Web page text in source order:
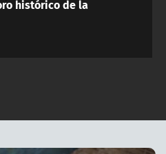
histórico de la